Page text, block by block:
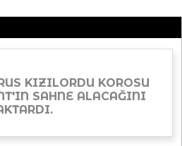
KIZILORDU KOROSU
SAHNE ALACAĞINI